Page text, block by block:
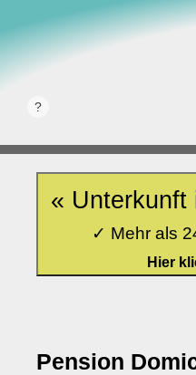
« Unterkunft
✓ Mehr als
Hier
Pension